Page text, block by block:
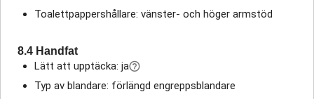
Toalettpappershållare: vänster- och höger armstöd
8.4 Handfat
Lätt att upptäcka: ja
Typ av blandare: förlängd engreppsblandare